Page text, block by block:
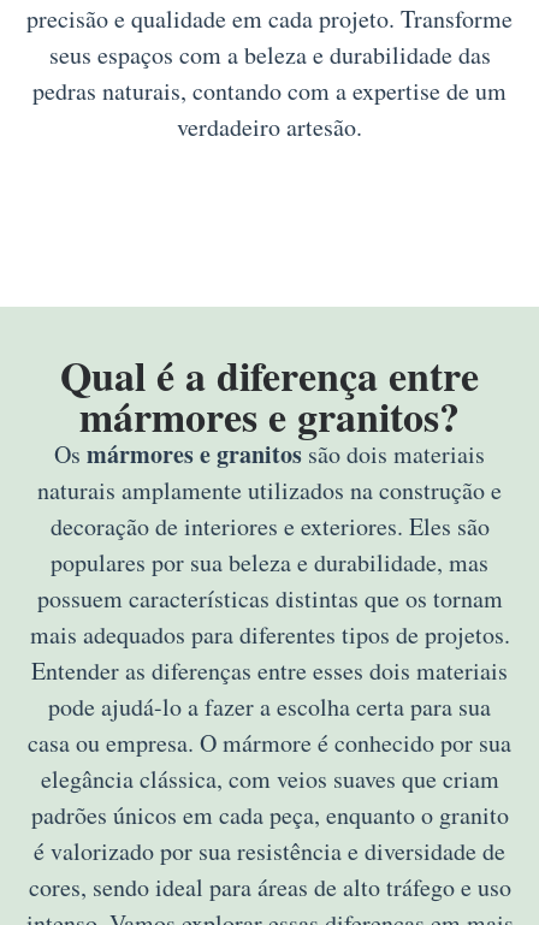
precisão e qualidade em cada projeto. Transforme
seus espaços com a beleza e durabilidade das
pedras naturais, contando com a expertise de um
verdadeiro artesão.
Qual é a diferença entre
mármores e granitos?
Os mármores e granitos são dois materiais
naturais amplamente utilizados na construção e
decoração de interiores e exteriores. Eles são
populares por sua beleza e durabilidade, mas
possuem características distintas que os tornam
mais adequados para diferentes tipos de projetos.
Entender as diferenças entre esses dois materiais
pode ajudá-lo a fazer a escolha certa para sua
casa ou empresa. O mármore é conhecido por sua
elegância clássica, com veios suaves que criam
padrões únicos em cada peça, enquanto o granito
é valorizado por sua resistência e diversidade de
cores, sendo ideal para áreas de alto tráfego e uso